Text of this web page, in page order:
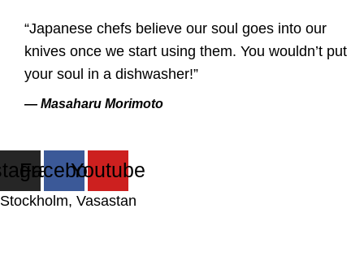
“Japanese chefs believe our soul goes into our
knives once we start using them. You wouldn’t put
your soul in a dishwasher!”
— Masaharu Morimoto
FacebookYoutube
Stockholm, Vasastan